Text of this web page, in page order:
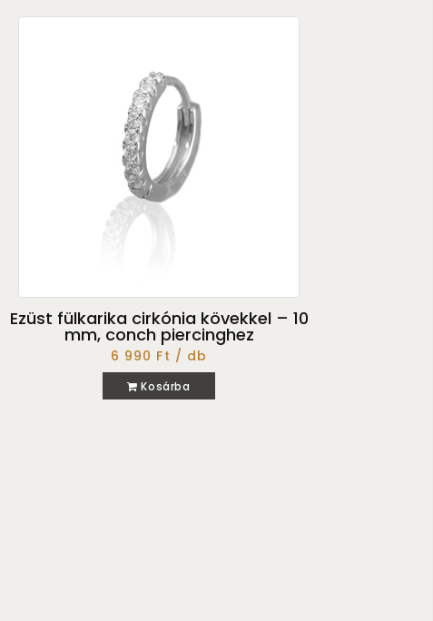
Ezüst fülkarika cirkónia kövekkel – 10
mm, conch piercinghez
6 990 Ft / db
Kosárba